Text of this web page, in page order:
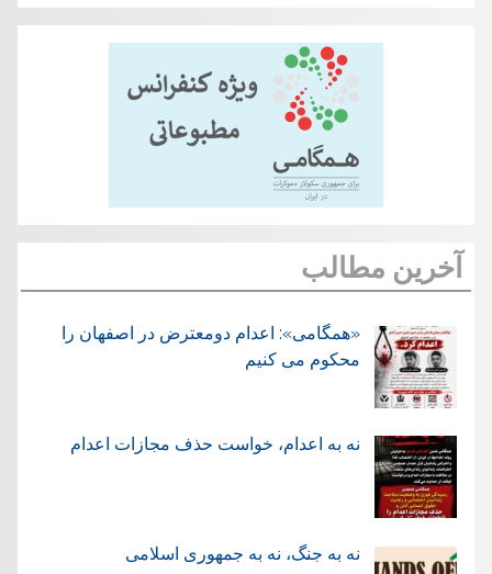
آخرین مطالب
«همگامی»: اعدام دومعترض در اصفهان را
محکوم می کنیم
نه به اعدام، خواست حذف مجازات اعدام
نه به جنگ، نه به جمهوری اسلامی